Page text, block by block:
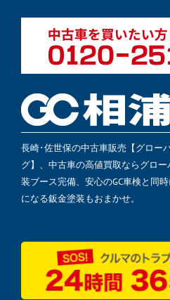
長崎･佐世保の中古車販売【グロー
グ】、中古車の高値買取ならグロ
装ブース完備、安心のGC車検と同
になる鈑金塗装もおまかせ。